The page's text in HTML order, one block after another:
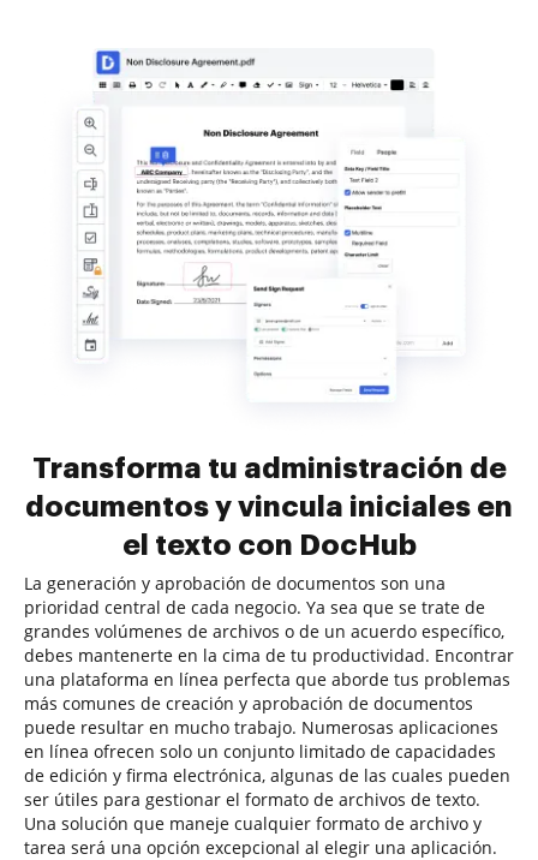
Transforma tu administración de
documentos y vincula iniciales en
el texto con DocHub
La generación y aprobación de documentos son una
prioridad central de cada negocio. Ya sea que se trate de
grandes volúmenes de archivos o de un acuerdo específico,
debes mantenerte en la cima de tu productividad. Encontrar
una plataforma en línea perfecta que aborde tus problemas
más comunes de creación y aprobación de documentos
puede resultar en mucho trabajo. Numerosas aplicaciones
en línea ofrecen solo un conjunto limitado de capacidades
de edición y firma electrónica, algunas de las cuales pueden
ser útiles para gestionar el formato de archivos de texto.
Una solución que maneje cualquier formato de archivo y
tarea será una opción excepcional al elegir una aplicación.